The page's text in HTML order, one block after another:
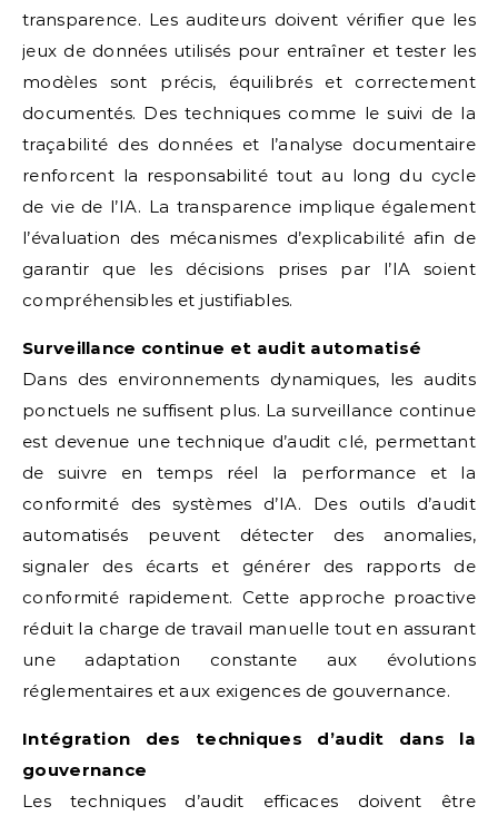
transparence. Les auditeurs doivent vérifier que les
jeux de données utilisés pour entraîner et tester les
modèles sont précis, équilibrés et correctement
documentés. Des techniques comme le suivi de la
traçabilité des données et l’analyse documentaire
renforcent la responsabilité tout au long du cycle
de vie de l’IA. La transparence implique également
l’évaluation des mécanismes d’explicabilité afin de
garantir que les décisions prises par l’IA soient
compréhensibles et justifiables.
Surveillance continue et audit automatisé
Dans des environnements dynamiques, les audits
ponctuels ne suffisent plus. La surveillance continue
est devenue une technique d’audit clé, permettant
de suivre en temps réel la performance et la
conformité des systèmes d’IA. Des outils d’audit
automatisés peuvent détecter des anomalies,
signaler des écarts et générer des rapports de
conformité rapidement. Cette approche proactive
réduit la charge de travail manuelle tout en assurant
une adaptation constante aux évolutions
réglementaires et aux exigences de gouvernance.
Intégration des techniques d’audit dans la
gouvernance
Les techniques d’audit efficaces doivent être